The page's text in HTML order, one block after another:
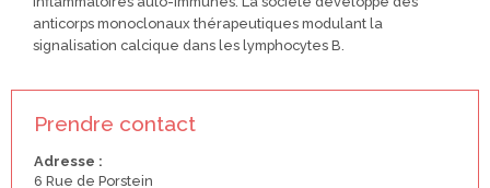
anticorps monoclonaux thérapeutiques modulant la
signalisation calcique dans les lymphocytes B.
Prendre contact
Adresse :
6 Rue de Porstein